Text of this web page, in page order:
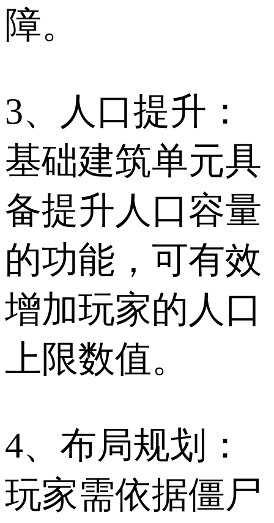
障。
3、人口提升：
基础建筑单元具
备提升人口容量
的功能，可有效
增加玩家的人口
上限数值。
4、布局规划：
玩家需依据僵尸